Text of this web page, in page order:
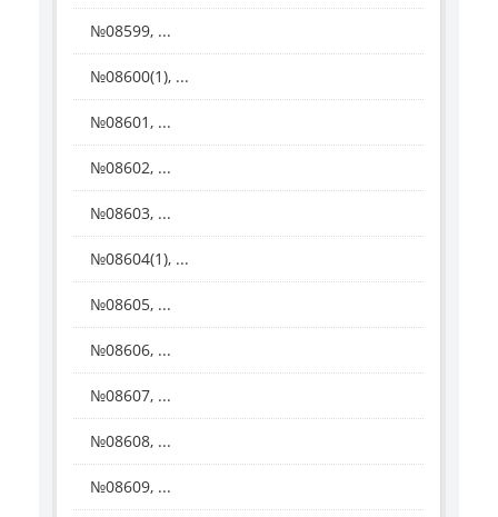
№08599, ...
№08600(1), ...
№08601, ...
№08602, ...
№08603, ...
№08604(1), ...
№08605, ...
№08606, ...
№08607, ...
№08608, ...
№08609, ...